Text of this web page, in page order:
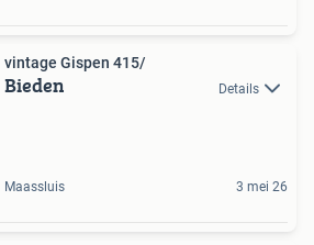
vintage Gispen 415/
Bieden Details
Maassluis 3 mei 26